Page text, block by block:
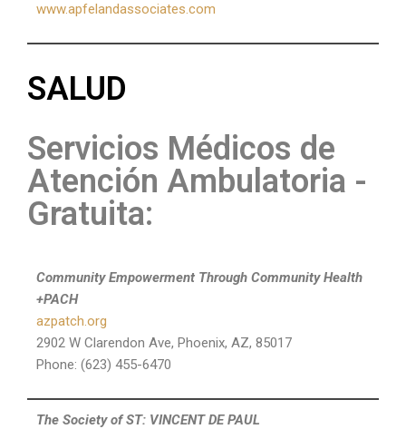
www.apfelandassociates.com
SALUD
Servicios Médicos de
Atención Ambulatoria -
Gratuita:
Community Empowerment Through Community Health
+PACH
azpatch.org
2902 W Clarendon Ave, Phoenix, AZ, 85017
Phone: (623) 455-6470
The Society of ST: VINCENT DE PAUL